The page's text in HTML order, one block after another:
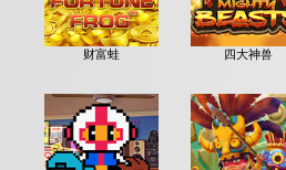
财富蛙 四大神兽